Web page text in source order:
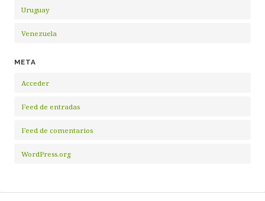
Uruguay
Venezuela
META
Acceder
Feed de entradas
Feed de comentarios
WordPress.org